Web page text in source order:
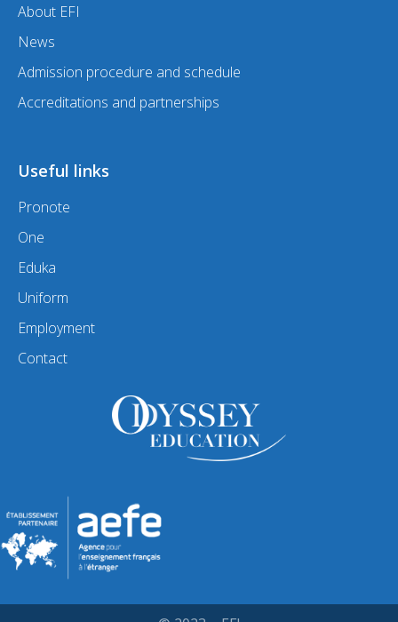
About EFI
News
Admission procedure and schedule
Accreditations and partnerships
Useful links
Pronote
One
Eduka
Uniform
Employment
Contact